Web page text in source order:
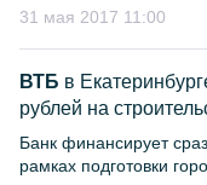
31 мая 2017 11:00
ВТБ в
рублей на
Банк финансирует
рамках подготовки